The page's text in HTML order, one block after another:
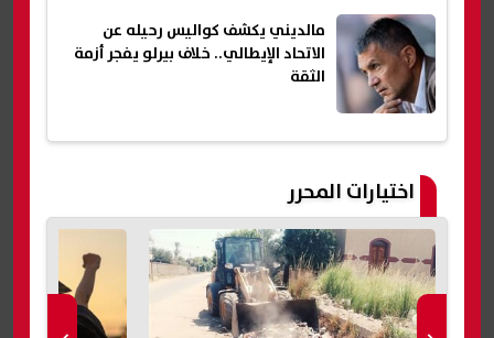
مالديني يكشف كواليس رحيله عن
الاتحاد الإيطالي.. خلاف بيرلو يفجر أزمة
الثقة
اختيارات المحرر